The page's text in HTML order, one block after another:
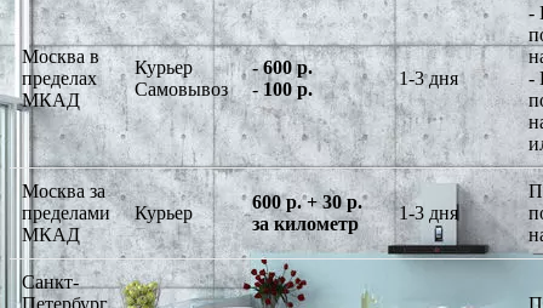
Москва в
пределах
МКАД
Курьер
Самовывоз
-600 р.
-100 р.
1-3 дня
-
-
Москва за
пределами
МКАД
Курьер
600 р. + 30 р.
за километр
1-3 дня
Санкт-
Петербург